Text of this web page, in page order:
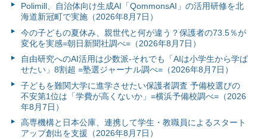
Polimill、自治体向け生成AI「QommonsAI」の活用研修を北
海道新冠町で実施（2026年8月7日）
今の子どもの夏休み、親世代と何が違う？保護者の73.5％が
変化を実感=朝日新聞社調べ=（2026年8月7日）
自由研究へのAI活用は少数派-それでも「AIは小学生から学ば
せたい」8割超 =塾選ジャーナル調べ=（2026年8月7日）
子どもを難関大学に進学させたい保護者調査 予備校選びの
不安第1位は「学費が高くないか」=横浜予備校調べ=（2026
年8月7日）
高専機構と日本公庫、連携して学生・教職員によるスタート
アップ創出を支援（2026年8月7日）